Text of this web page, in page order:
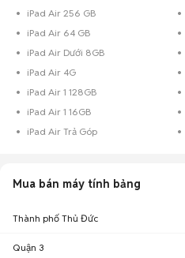
iPad Air 256 GB
iPad Air 64 GB
iPad Air Dưới 8GB
iPad Air 4G
iPad Air 1 128GB
iPad Air 1 16GB
iPad Air Trả Góp
Mua bán máy tính bảng
Thành phố Thủ Đức
Quận 3